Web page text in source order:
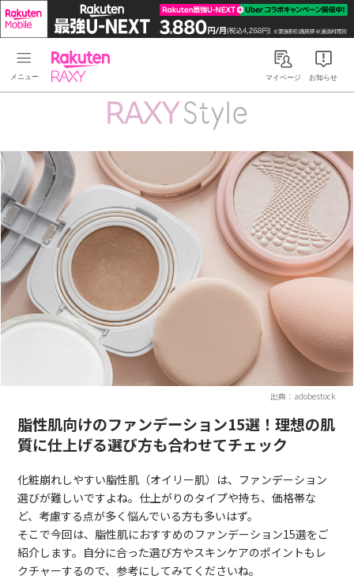
Rakuten RAXYマイページ お知らせ
出典：adobestock
脂性肌向けのファンデーション15選！理想の肌
質に仕上げる選び方も合わせてチェック
化粧崩れしやすい脂性肌（オイリー肌）は、ファンデーション
選びが難しいですよね。仕上がりのタイプや持ち、価格帯な
ど、考慮する点が多く悩んでいる方も多いはず。
そこで今回は、脂性肌におすすめのファンデーション15選をご
紹介します。自分に合った選び方やスキンケアのポイントもレ
クチャーするので、参考にしてみてくださいね。